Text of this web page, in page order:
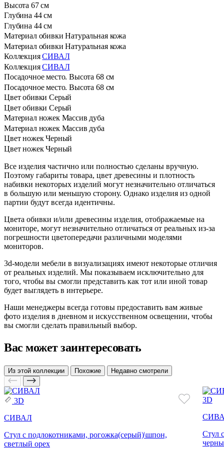
Высота 67 см
Глубина 44 см
Глубина 44 см
Материал обивки Натуральная кожа
Материал обивки Натуральная кожа
Коллекция СИВАЛ
Коллекция СИВАЛ
Посадочное место. Высота 68 см
Посадочное место. Высота 68 см
Цвет обивки Серый
Цвет обивки Серый
Материал ножек Массив дуба
Материал ножек Массив дуба
Цвет ножек Черный
Цвет ножек Черный
Все изделия частично или полностью сделаны вручную.
Поэтому габариты товара, цвет древесины и плотность
набивки некоторых изделий могут незначительно отличаться
в большую или меньшую сторону. Однако изделия из одной
партии будут всегда идентичны.
Цвета обивки и/или древесины изделия, отображаемые на
мониторе, могут незначительно отличаться от реальных из-за
погрешности цветопередачи различными моделями
мониторов.
3d-модели мебели в визуализациях имеют некоторые отличия
от реальных изделий. Мы показываем исключительно для
того, чтобы вы смогли представить как тот или иной товар
будет выглядеть в интерьере.
Наши менеджеры всегда готовы предоставить вам живые
фото изделия в дневном и искусственном освещении, чтобы
вы смогли сделать правильный выбор.
Вас может заинтересовать
Из этой коллекции Похожие Недавно смотрели
3D
СИВАЛ
Стул с подлокотниками, рогожка(серый)\шпон,
светлый орех
3D
Стул